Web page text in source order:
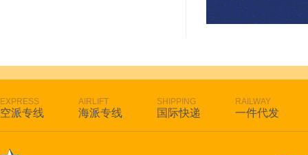
EXPRESS
空派专线
AIRLIFT
海派专线
SHIPPING
国际快递
RAILWAY
一件代发